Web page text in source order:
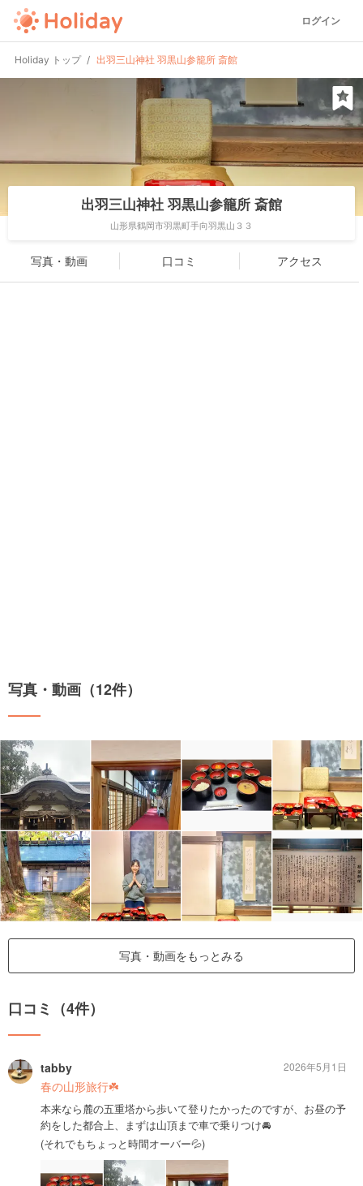
ログイン
Holiday トップ 出羽三山神社 羽黒山参籠所 斎館
出羽三山神社 羽黒山参籠所 斎館
山形県鶴岡市羽黒町手向羽黒山３３
写真・動画 口コミ アクセス
写真・動画（12件）
写真・動画をもっとみる
口コミ（4件）
tabby
春の山形旅行☘️
本来なら麓の五重塔から歩いて登りたかったのですが、お昼の予
約をした都合上、まずは山頂まで車で乗りつけ🚘
(それでもちょっと時間オーバー💦)
2026年5月1日